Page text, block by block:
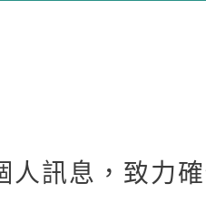
訊息，致力